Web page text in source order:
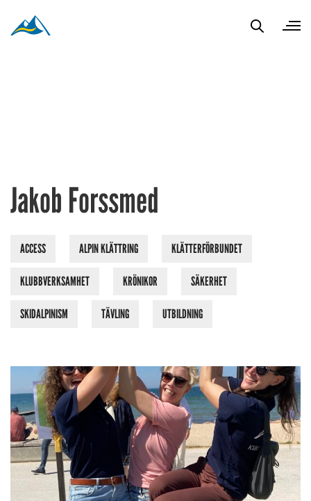
Jakob Forssmed
ACCESS ALPIN KLÄTTRING KLÄTTERFÖRBUNDET
KLUBBVERKSAMHET KRÖNIKOR SÄKERHET
SKIDALPINISM TÄVLING UTBILDNING